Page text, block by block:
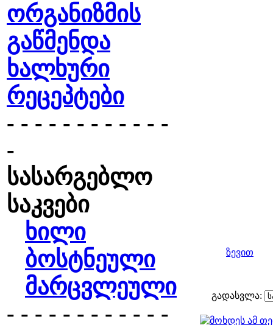
ორგანიზმის
გაწმენდა
ხალხური
რეცეპტები
- - - - - - - - - - - -
-
სასარგებლო
საკვები
ხილი
ბოსტნეული
მარცვლეული
- - - - - - - - - - - -
ზევით
გადასვლა: